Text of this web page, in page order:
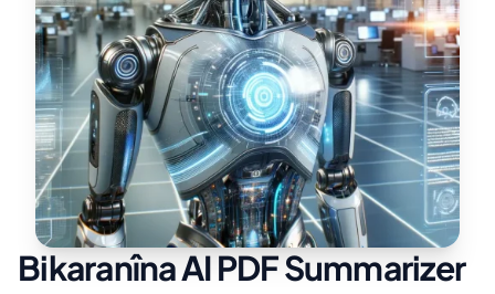
Bikaranîna AI PDF Summarizer